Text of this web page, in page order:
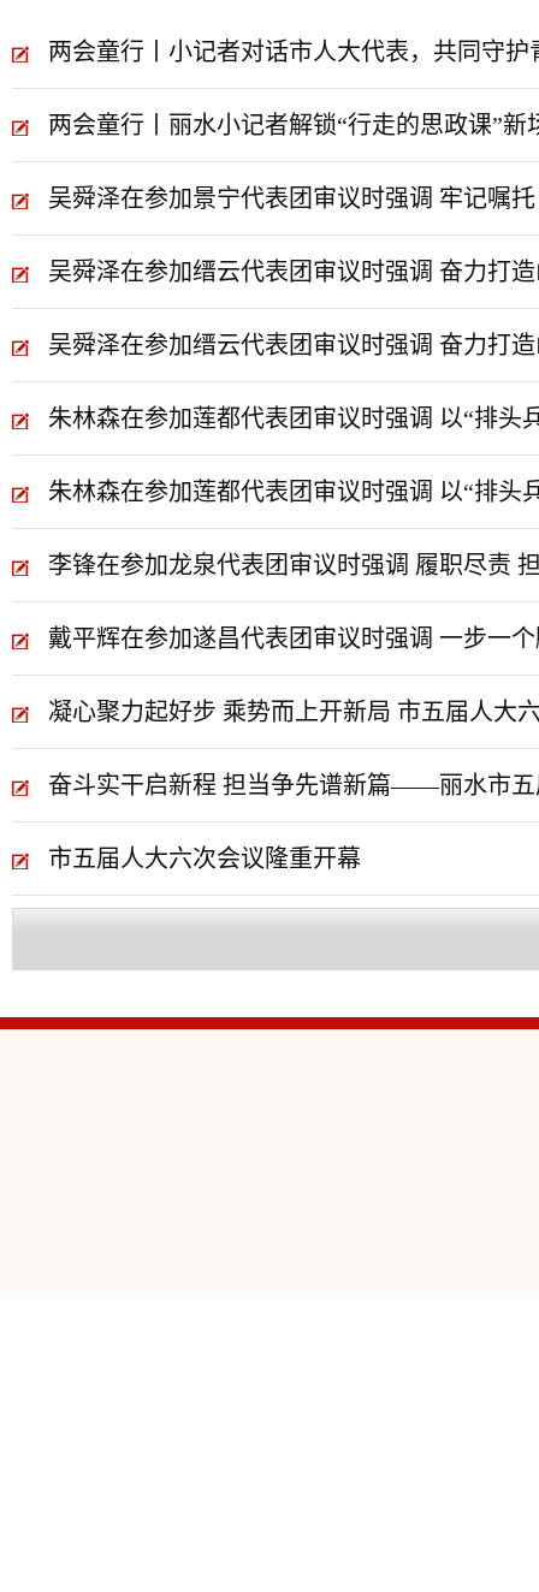
两会童行丨小记者对话市人大代表，共同守护
两会童行丨丽水小记者解锁“行走的思政课”新
吴舜泽在参加景宁代表团审议时强调 牢记嘱
吴舜泽在参加缙云代表团审议时强调 奋力打
吴舜泽在参加缙云代表团审议时强调 奋力打
朱林森在参加莲都代表团审议时强调 以“排
朱林森在参加莲都代表团审议时强调 以“排
李锋在参加龙泉代表团审议时强调 履职尽责
戴平辉在参加遂昌代表团审议时强调 一步一
凝心聚力起好步 乘势而上开新局 市五届人大
奋斗实干启新程 担当争先谱新篇——丽水市五
市五届人大六次会议隆重开幕